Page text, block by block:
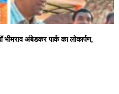
भीमराव अंबेडकर पार्क का लोकार्पण,